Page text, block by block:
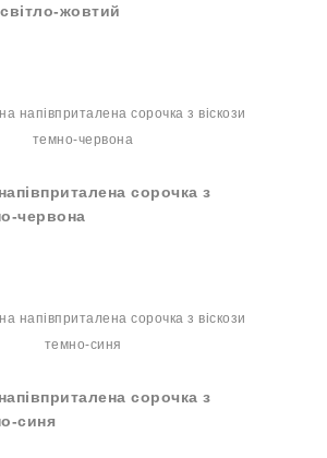
жовтий
сорочка з
червона
сорочка з
синя